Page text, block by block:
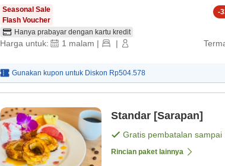
Seasonal Sale
Flash Voucher
Hanya prabayar dengan kartu kredit
Harga untuk: 1 malam | |
-
Gunakan kupon untuk Diskon Rp504.578
Standar [Sarapan]
Gratis pembatalan sampai
Rincian paket lainnya